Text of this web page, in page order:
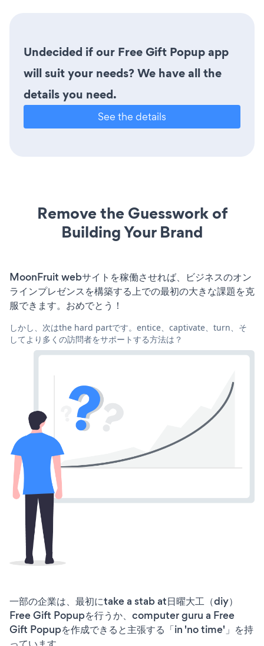
Undecided if our Free Gift Popup app
will suit your needs? We have all the
details you need.
See the details
Remove the Guesswork of
Building Your Brand
MoonFruit webサイトを稼働させれば、ビジネスのオン
ラインプレゼンスを構築する上での最初の大きな課題を克
服できます。おめでとう！
しかし、次はthe hard partです。entice、captivate、turn、そ
してより多くの訪問者をサポートする方法は？
一部の企業は、最初にtake a stab at日曜大工（diy）
Free Gift Popupを行うか、computer guru a Free
Gift Popupを作成できると主張する「in 'no time'」を持